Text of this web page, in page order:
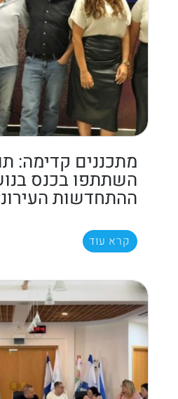
מתכננים קדימה:
השתתפו בכנס
ההתחדשות
קרא עוד